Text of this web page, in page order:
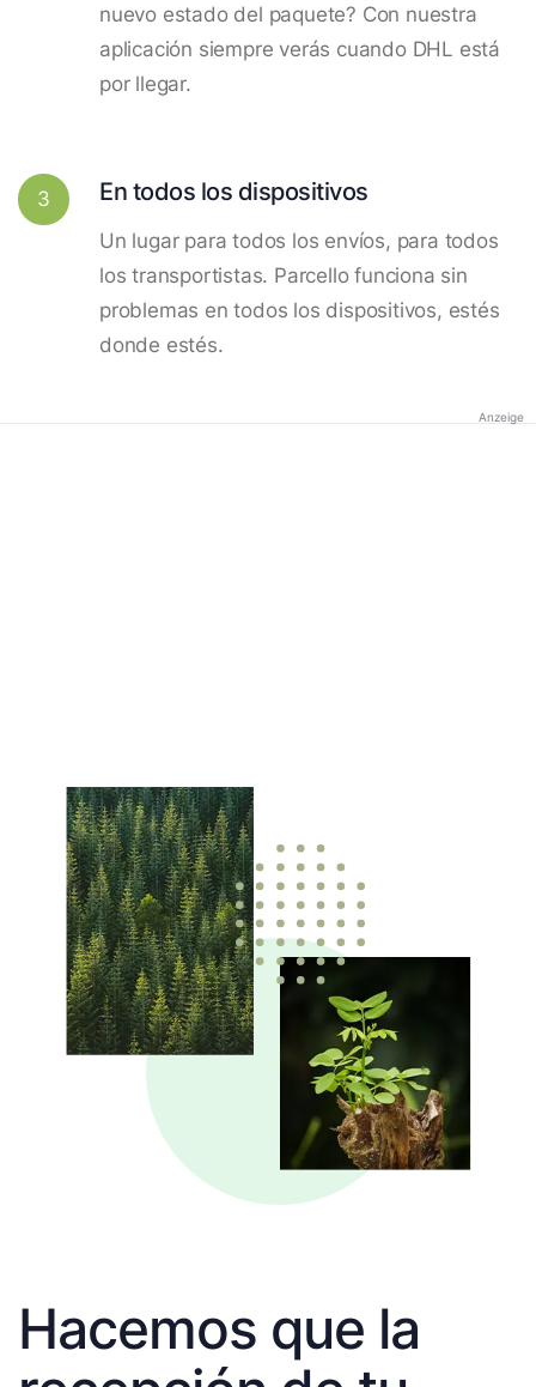
nuevo estado del paquete? Con nuestra
aplicación siempre verás cuando DHL está
por llegar.
3 En todos los dispositivos
Un lugar para todos los envíos, para todos
los transportistas. Parcello funciona sin
problemas en todos los dispositivos, estés
donde estés.
Anzeige
Hacemos que la